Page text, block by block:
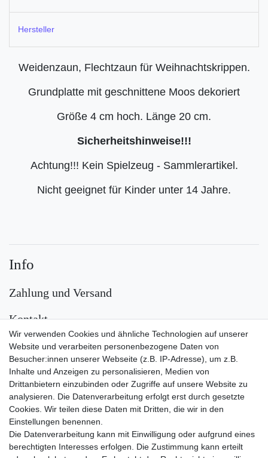
Hersteller
Weidenzaun, Flechtzaun für Weihnachtskrippen.
Grundplatte mit geschnittene Moos dekoriert
Größe 4 cm hoch. Länge 20 cm.
Sicherheitshinweise!!!
Achtung!!! Kein Spielzeug - Sammlerartikel.
Nicht geeignet für Kinder unter 14 Jahre.
Wir verwenden Cookies und ähnliche Technologien auf unserer
Website und verarbeiten personenbezogene Daten von
Besucher:innen unserer Webseite (z.B. IP-Adresse), um z.B.
Inhalte und Anzeigen zu personalisieren, Medien von
Drittanbietern einzubinden oder Zugriffe auf unsere Website zu
analysieren. Die Datenverarbeitung erfolgt erst durch gesetzte
Cookies. Wir teilen diese Daten mit Dritten, die wir in den
Einstellungen benennen.
Die Datenverarbeitung kann mit Einwilligung oder aufgrund eines
berechtigten Interesses erfolgen. Die Zustimmung kann erteilt
Info
Zahlung und Versand
Kontakt
Versand
Zahlungsarten